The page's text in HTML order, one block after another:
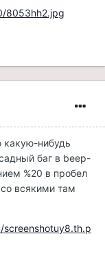
8053hh2.jpg
какую-нибудь
баг в beep-
%20 в пробел
всякими там
screenshotuy8.th.p